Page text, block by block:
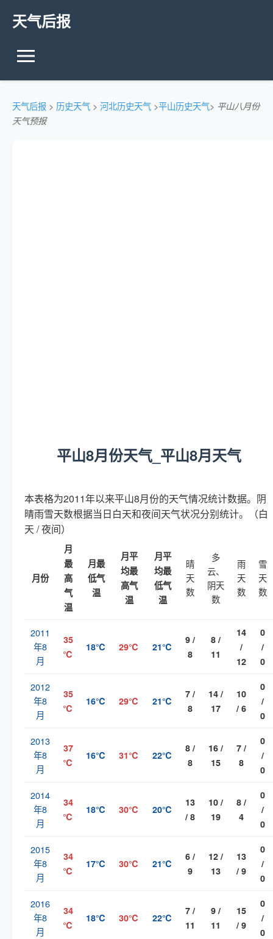
天气后报
天气后报 > 历史天气 > 河北历史天气 >平山历史天气> 平山八月份
天气预报
平山8月份天气_平山8月天气
本表格为2011年以来平山8月份的天气情况统计数据。阴
晴雨雪天数根据当日白天和夜间天气状况分别统计。（白
天 / 夜间）
月份
月
最
高
气
温
月最
低气
温
月平
均最
高气
温
月平
均最
低气
温
晴
天
数
多
云、
阴天
数
雨
天
数
雪
天
数
2011
年8
月
35
℃
18℃ 29℃ 21℃
9 /
8
8 /
11
14
/
12
0
/
0
2012
年8
月
35
℃
16℃ 29℃ 21℃
7 /
8
14 /
17
10
/ 6
0
/
0
2013
年8
月
37
℃
16℃ 31℃ 22℃
8 /
8
16 /
15
7 /
8
0
/
0
2014
年8
月
34
℃
18℃ 30℃ 20℃
13
/ 8
10 /
19
8 /
4
0
/
0
2015
年8
月
34
℃
17℃ 30℃ 21℃
6 /
9
12 /
13
13
/ 9
0
/
0
2016
年8
月
34
℃
18℃ 30℃ 22℃
7 /
11
9 /
11
15
/ 9
0
/
0